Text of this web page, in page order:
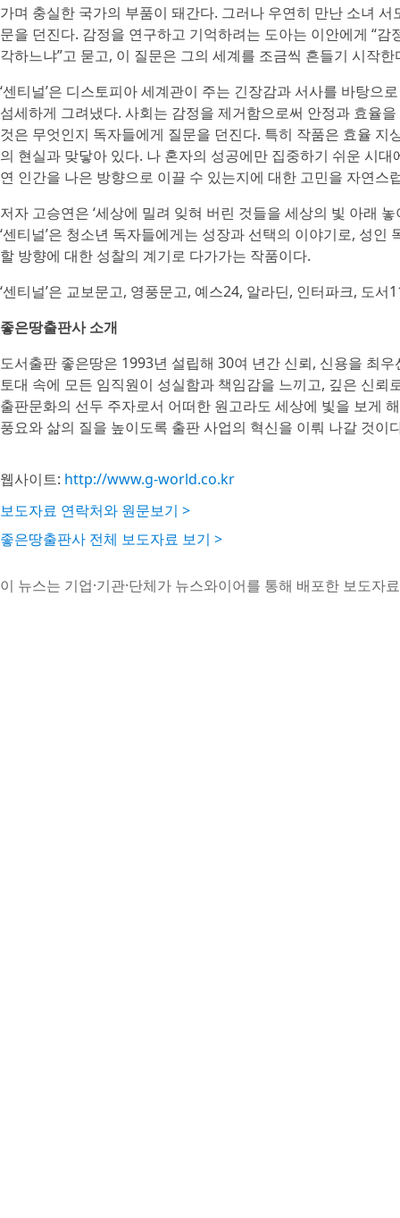
가며 충실한 국가의 부품이 돼간다. 그러나 우연히 만난 소녀
문을 던진다. 감정을 연구하고 기억하려는 도아는 이안에게 “
각하느냐”고 묻고, 이 질문은 그의 세계를 조금씩 흔들기 시작한
‘센티널’은 디스토피아 세계관이 주는 긴장감과 서사를 바탕으
섬세하게 그려냈다. 사회는 감정을 제거함으로써 안정과 효율
것은 무엇인지 독자들에게 질문을 던진다. 특히 작품은 효율 지
의 현실과 맞닿아 있다. 나 혼자의 성공에만 집중하기 쉬운 시
연 인간을 나은 방향으로 이끌 수 있는지에 대한 고민을 자연스
저자 고승연은 ‘세상에 밀려 잊혀 버린 것들을 세상의 빛 아래
‘센티널’은 청소년 독자들에게는 성장과 선택의 이야기로, 성
할 방향에 대한 성찰의 계기로 다가가는 작품이다.
‘센티널’은 교보문고, 영풍문고, 예스24, 알라딘, 인터파크, 도서
좋은땅출판사 소개
도서출판 좋은땅은 1993년 설립해 30여 년간 신뢰, 신용을 최
토대 속에 모든 임직원이 성실함과 책임감을 느끼고, 깊은 신뢰
출판문화의 선두 주자로서 어떠한 원고라도 세상에 빛을 보게
풍요와 삶의 질을 높이도록 출판 사업의 혁신을 이뤄 나갈 것이
웹사이트: http://www.g-world.co.kr
보도자료 연락처와 원문보기 >
좋은땅출판사 전체 보도자료 보기 >
이 뉴스는 기업·기관·단체가 뉴스와이어를 통해 배포한 보도자